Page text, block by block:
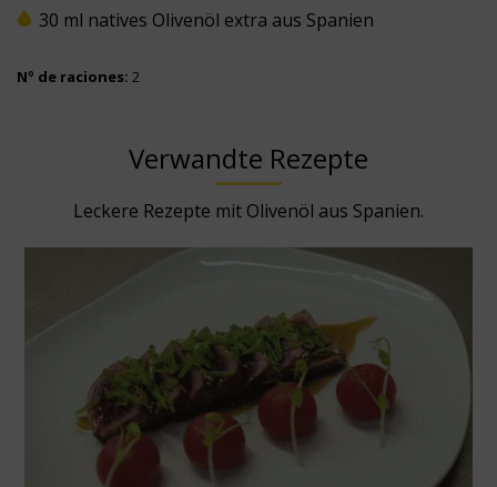
30 ml natives Olivenöl extra aus Spanien
Nº de raciones: 2
Verwandte Rezepte
Leckere Rezepte mit Olivenöl aus Spanien.